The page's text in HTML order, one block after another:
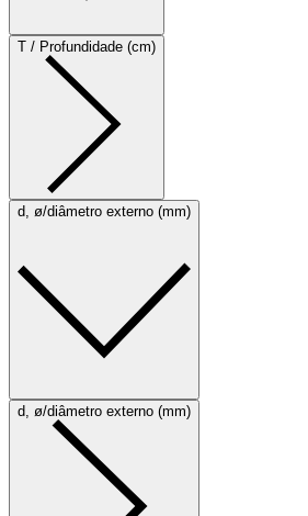
T / Profundidade (cm)
d, ø/diâmetro externo (mm)
d, ø/diâmetro externo (mm)